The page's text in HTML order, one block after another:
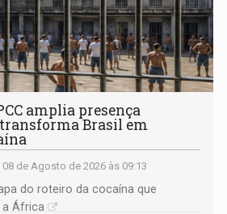
amplia presença
Brasil em
08 de Agosto de 2026 às 09:13
do roteiro da cocaína que
a África